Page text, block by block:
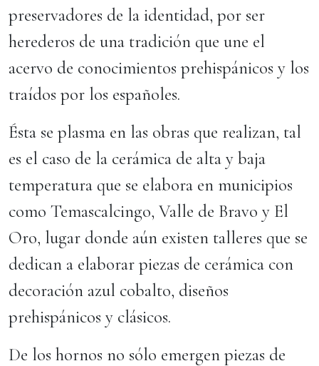
preservadores de la identidad, por ser
herederos de una tradición que une el
acervo de conocimientos prehispánicos y los
traídos por los españoles.
Ésta se plasma en las obras que realizan, tal
es el caso de la cerámica de alta y baja
temperatura que se elabora en municipios
como Temascalcingo, Valle de Bravo y El
Oro, lugar donde aún existen talleres que se
dedican a elaborar piezas de cerámica con
decoración azul cobalto, diseños
prehispánicos y clásicos.
De los hornos no sólo emergen piezas de